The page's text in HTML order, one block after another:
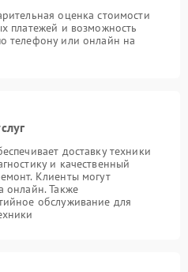
оценка стоимости
платежей и возможность
телефону или онлайн на
доставку техники
и качественный
Клиенты могут
онлайн. Также
обслуживание для